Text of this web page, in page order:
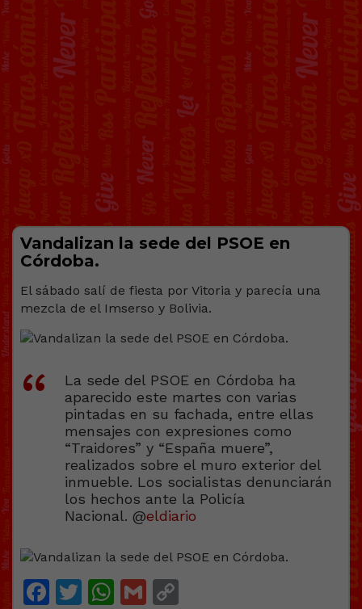
Vandalizan la sede del PSOE en
Córdoba.
El sábado salí de fiesta por Vitoria y parecía una
mezcla de el Imserso y Bolivia.
La sede del PSOE en Córdoba ha
aparecido este martes con varias
pintadas en su fachada, entre ellas
mensajes con expresiones como
“Traidores” y “España muere”,
realizados sobre el muro exterior del
inmueble. Los socialistas denunciarán
los hechos ante la Policía
Nacional. @eldiario
Facebook
Twitter
WhatsApp
Gmail